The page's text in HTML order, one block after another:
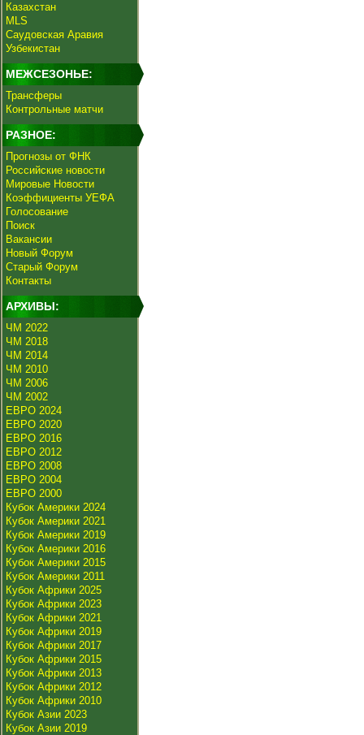
Казахстан
MLS
Саудовская Аравия
Узбекистан
МЕЖСЕЗОНЬЕ:
Трансферы
Контрольные матчи
РАЗНОЕ:
Прогнозы от ФНК
Российские новости
Мировые Новости
Коэффициенты УЕФА
Голосование
Поиск
Вакансии
Новый Форум
Старый Форум
Контакты
АРХИВЫ:
ЧМ 2022
ЧМ 2018
ЧМ 2014
ЧМ 2010
ЧМ 2006
ЧМ 2002
ЕВРО 2024
ЕВРО 2020
ЕВРО 2016
ЕВРО 2012
ЕВРО 2008
ЕВРО 2004
ЕВРО 2000
Кубок Америки 2024
Кубок Америки 2021
Кубок Америки 2019
Кубок Америки 2016
Кубок Америки 2015
Кубок Америки 2011
Кубок Африки 2025
Кубок Африки 2023
Кубок Африки 2021
Кубок Африки 2019
Кубок Африки 2017
Кубок Африки 2015
Кубок Африки 2013
Кубок Африки 2012
Кубок Африки 2010
Кубок Азии 2023
Кубок Азии 2019